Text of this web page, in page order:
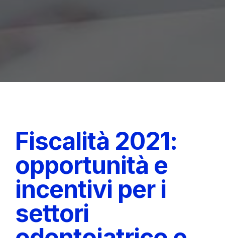
Fiscalità 2021:
opportunità e
incentivi per i
settori